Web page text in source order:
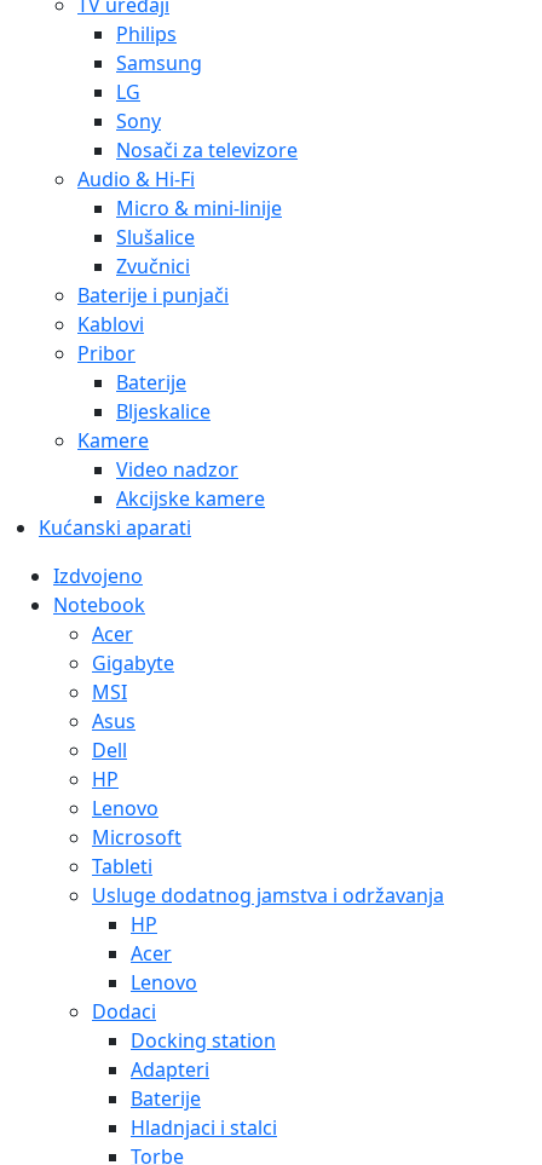
Philips
Samsung
LG
Sony
Nosači za televizore
Audio & Hi-Fi
Micro & mini-linije
Slušalice
Zvučnici
Baterije i punjači
Kablovi
Pribor
Baterije
Bljeskalice
Kamere
Video nadzor
Akcijske kamere
Kućanski aparati
Izdvojeno
Notebook
Acer
Gigabyte
MSI
Asus
Dell
HP
Lenovo
Microsoft
Tableti
Usluge dodatnog jamstva i održavanja
HP
Acer
Lenovo
Dodaci
Docking station
Adapteri
Baterije
Hladnjaci i stalci
Torbe